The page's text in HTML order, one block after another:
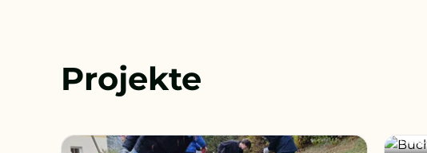
Projekte